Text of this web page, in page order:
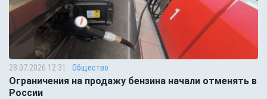
28.07.2026 12:31 Общество
Ограничения на продажу бензина начали отменять в
России